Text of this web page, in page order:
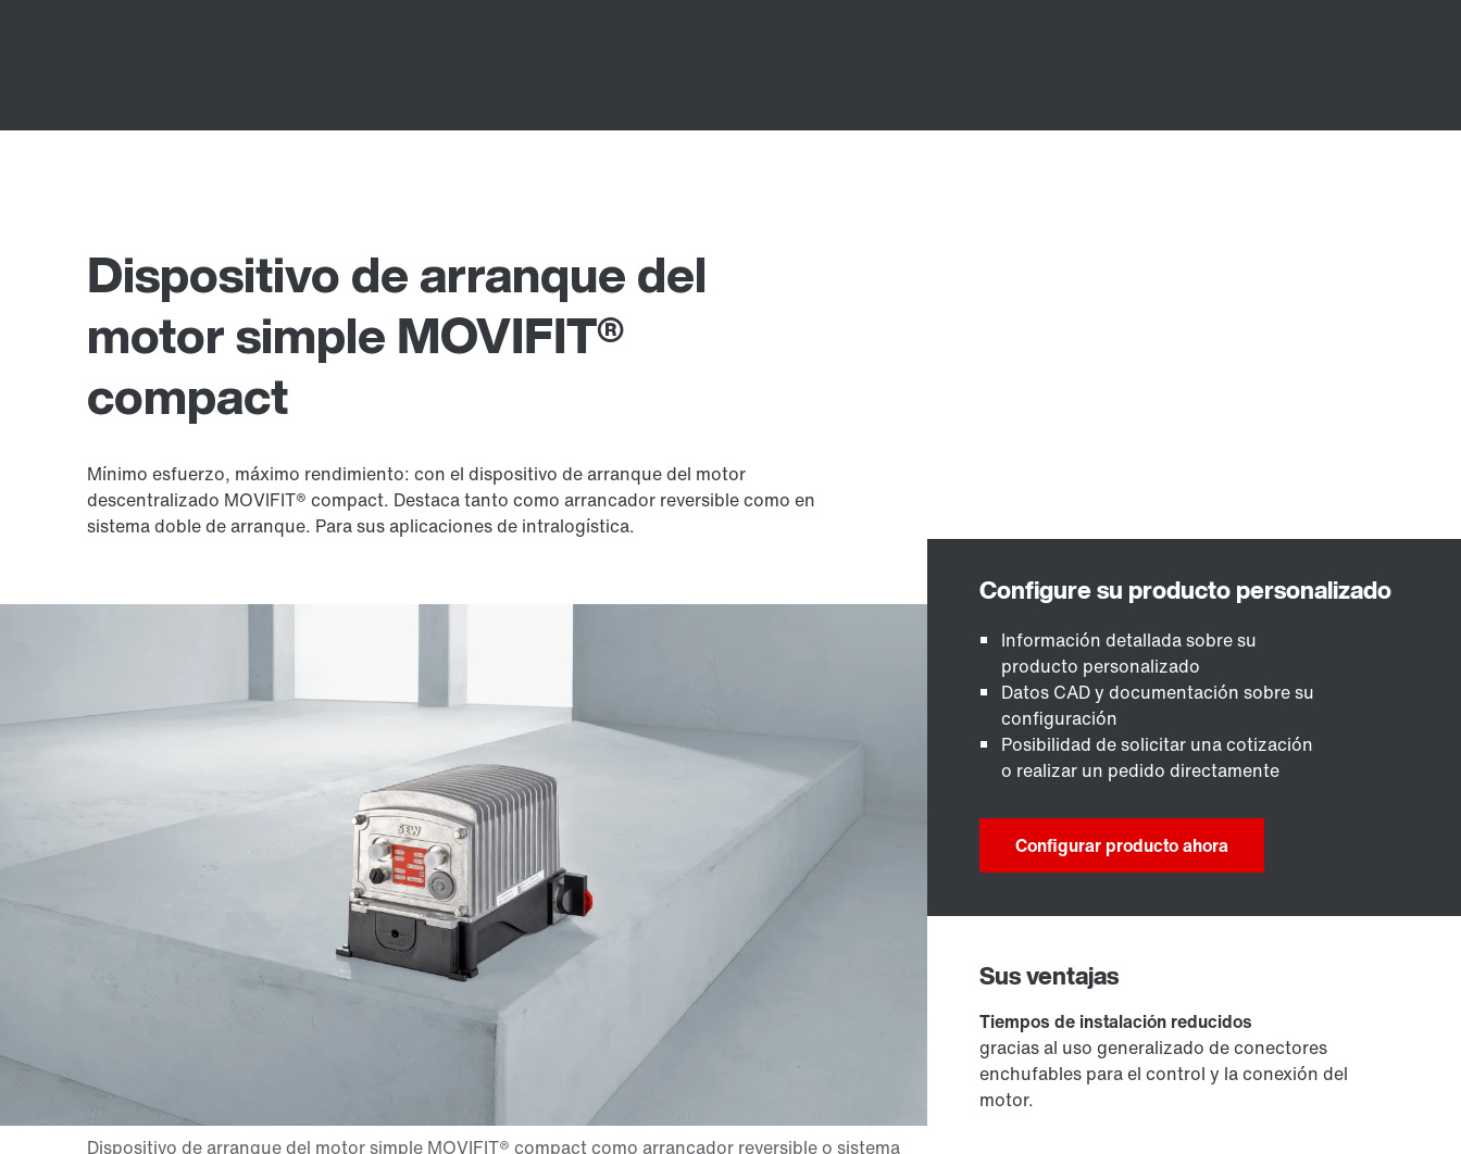
Dispositivo de arranque del
motor simple MOVIFIT®
compact
Mínimo esfuerzo, máximo rendimiento: con el dispositivo de arranque del motor
descentralizado MOVIFIT® compact. Destaca tanto como arrancador reversible como en
sistema doble de arranque. Para sus aplicaciones de intralogística.
Información detallada sobre su
producto personalizado
Datos CAD y documentación sobre su
configuración
Posibilidad de solicitar una cotización
o realizar un pedido directamente
Configurar producto ahora
Sus ventajas
Tiempos de instalación reducidos
gracias al uso generalizado de conectores
enchufables para el control y la conexión del
motor.